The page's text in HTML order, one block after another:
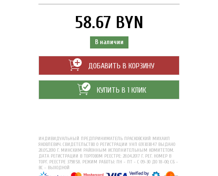
58.67 BYN
В наличии
ДОБАВИТЬ В КОРЗИНУ
КУПИТЬ В 1 КЛИК
ИНДИВИДУАЛЬНЫЙ ПРЕДПРИНИМАТЕЛЬ ПРАСКОВСКИЙ МИХАИЛ
ЯКОВЛЕВИЧ. СВИДЕТЕЛЬСТВО О РЕГИСТРАЦИИ УНП 691303847 ВЫДАНО
28.05.2010 Г. МИНСКИМ РАЙОННЫМ ИСПОЛНИТЕЛЬНЫМ КОМИТЕТОМ.
ДАТА РЕГИСТРАЦИИ В ТОРГОВОМ РЕЕСТРЕ: 28.04.2017 Г. РЕГ. НОМЕР В
ТОРГ. РЕЕСТРЕ 379858. РЕЖИМ РАБОТЫ: ПН - ПТ - С 09-30 ДО 18-00; СБ -
ВС - ВЫХОДНОЙ